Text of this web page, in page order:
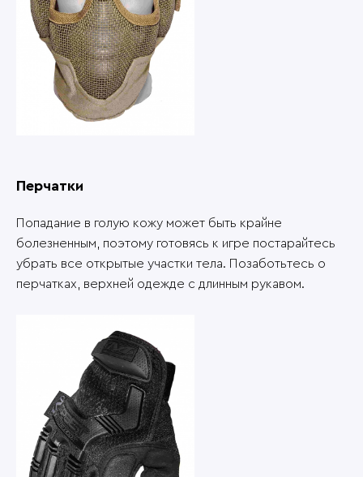
Перчатки
Попадание в голую кожу может быть крайне
болезненным, поэтому готовясь к игре постарайтесь
убрать все открытые участки тела. Позаботьтесь о
перчатках, верхней одежде с длинным рукавом.